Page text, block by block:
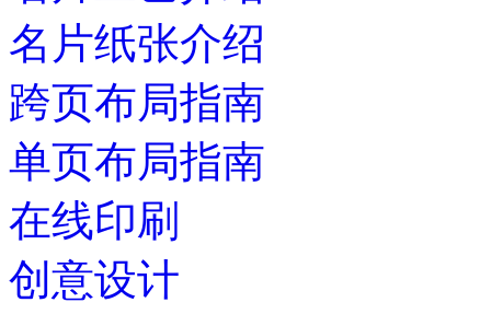
名片纸张介绍
跨页布局指南
单页布局指南
在线印刷
创意设计